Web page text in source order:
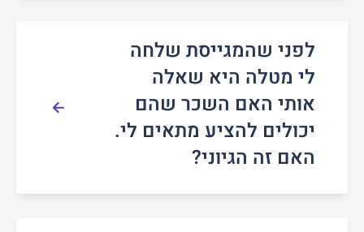
לפני שהמגייסת שלחה
לי מטלה היא שאלה
אותי האם השכר שהם
יכולים להציע מתאים לי.
האם זה הגיוני?